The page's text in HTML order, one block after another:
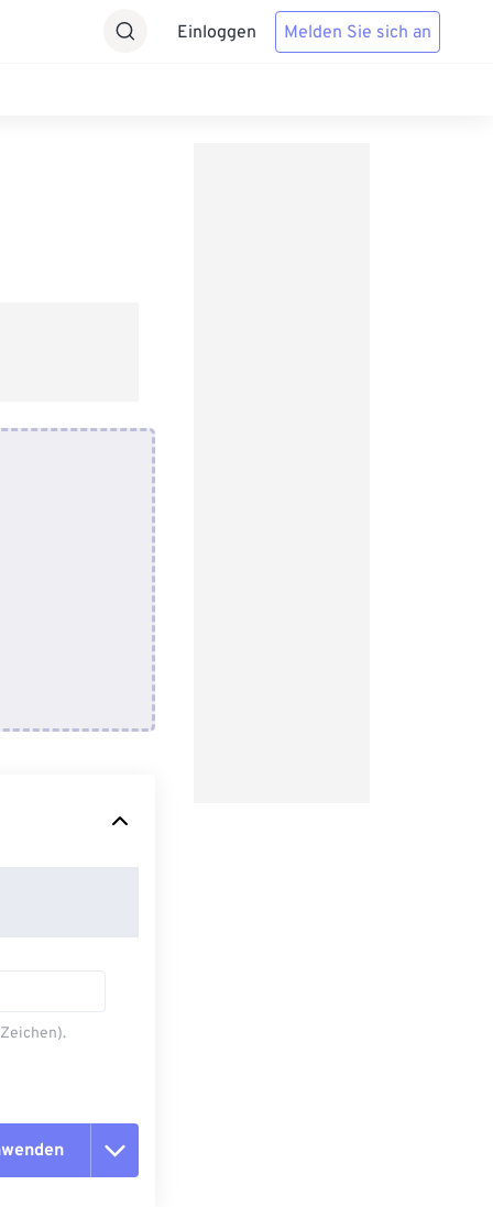
Einloggen Melden Sie sich an